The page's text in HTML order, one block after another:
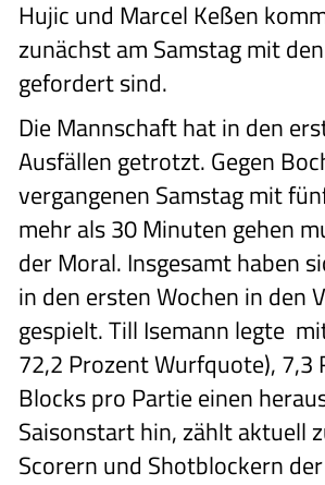
Hujic und Marcel Keßen
zunächst am Samstag mit
gefordert sind.
Die Mannschaft hat in den
Ausfällen getrotzt. Gegen
vergangenen Samstag mit
mehr als 30 Minuten gehen
der Moral. Insgesamt haben
in den ersten Wochen in den
gespielt. Till Isemann legte
72,2 Prozent Wurfquote), 7,3
Blocks pro Partieeinen
Saisonstarthin, zählt aktuell
Scorern und Shotblockern